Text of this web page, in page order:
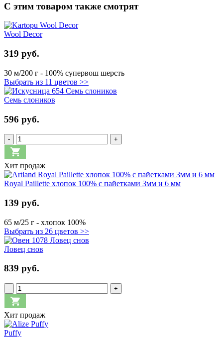
С этим товаром также смотрят
Wool Decor
319 руб.
30 м/200 г - 100% супервош шерсть
Выбрать из 11 цветов >>
Семь слоников
596 руб.
- +
Хит продаж
Royal Paillette хлопок 100% с пайетками 3мм и 6 мм
139 руб.
65 м/25 г - хлопок 100%
Выбрать из 26 цветов >>
Ловец снов
839 руб.
- +
Хит продаж
Puffy